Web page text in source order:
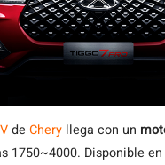
de Chery llega con un
1750~4000. Disponible